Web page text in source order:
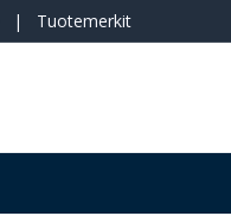
| Tuotemerkit